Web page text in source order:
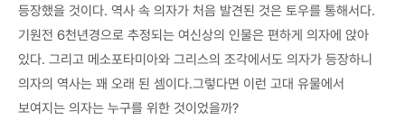
등장했을 것이다. 역사 속 의자가 처음 발견된 것은 토우를 통해서다.
기원전 6천년경으로 추정되는 여신상의 인물은 편하게 의자에 앉아
있다. 그리고 메소포타미아와 그리스의 조각에서도 의자가 등장하니
의자의 역사는 꽤 오래 된 셈이다.그렇다면 이런 고대 유물에서
보여지는 의자는 누구를 위한 것이었을까?